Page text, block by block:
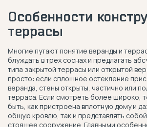
Особенности
террасы
Многие путают понятие веранды и
блуждать в трех соснах и предлагать
типа закрытой террасы или открытой
просто: если сплошное остекление
веранда, стены открыты, частично или
терраса. Если смотреть более широко,
быть, как пристроена вплотную дому и
общую кровлю, так и представлять
стоящее сооружение. Главными